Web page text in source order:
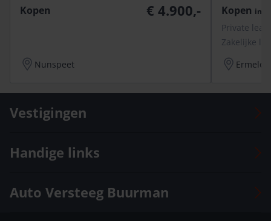
Kopen € 4.900,-
Nunspeet
Kopen incl.
Private
Zakelijke
Ermelo
Vestigingen
Auto Versteeg Buurman Barneveld Zuid
Auto Versteeg Buurman Ermelo
Handige links
Onze vestigingen
Auto Versteeg Buurman